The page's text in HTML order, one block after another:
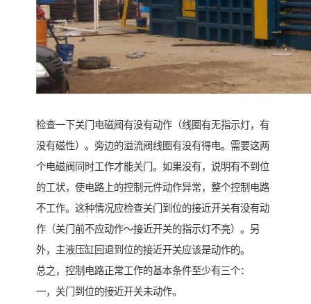
检查一下关门电磁阀有没有动作（线圈有无指示灯，有
没有磁性）。旁边的溢流阀线圈有没有得电。需要这两
个电磁阀同时工作才能关门。如果没有，说明有不到位
的工状，使电路上的控制元件动作异常，整个控制电路
不工作。这种情况应检查关门到位的接近开关有没有动
作（关门前不应动作～接近开关的指示灯不亮）。另
外，主液压缸回退到位的接近开关应该是动作的。
总之，控制电路正常工作的基本条件至少有三个：
一，关门到位的接近开关未动作。